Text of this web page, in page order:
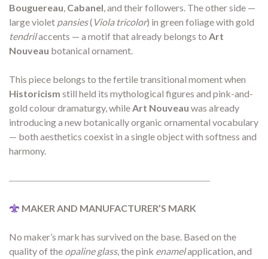
Bouguereau, Cabanel, and their followers. The other side —
large violet pansies( Viola tricolor) in green foliage with gold
tendrilaccents — a motif that already belongs to Art
Nouveau botanical ornament.
This piece belongs to the fertile transitional moment when
Historicism still held its mythological figures and pink-and-
gold colour dramaturgy, whileArt Nouveau was already
introducing a new botanically organic ornamental vocabulary
— both aesthetics coexist in a single object with softness and
harmony.
―――――――――――――――――――――
MAKER AND MANUFACTURER’S MARK
No maker’s mark has survived on the base. Based on the
quality of the opaline glass, the pink enamelapplication, and